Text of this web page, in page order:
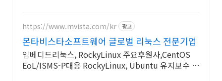
https://www.mvista.com/kr 광고
몬타비스타소프트웨어 글로벌 리눅스 전문기업
임베디드리눅스, RockyLinux 주요후원사,CentOS
EoL/ISMS-P대응 RockyLinux, Ubuntu 유지보수 및